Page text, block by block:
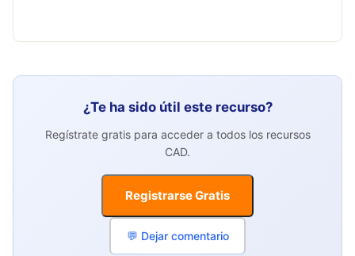
¿Te ha sido útil este recurso?
Regístrate gratis para acceder a todos los recursos
CAD.
Registrarse Gratis
💬 Dejar comentario